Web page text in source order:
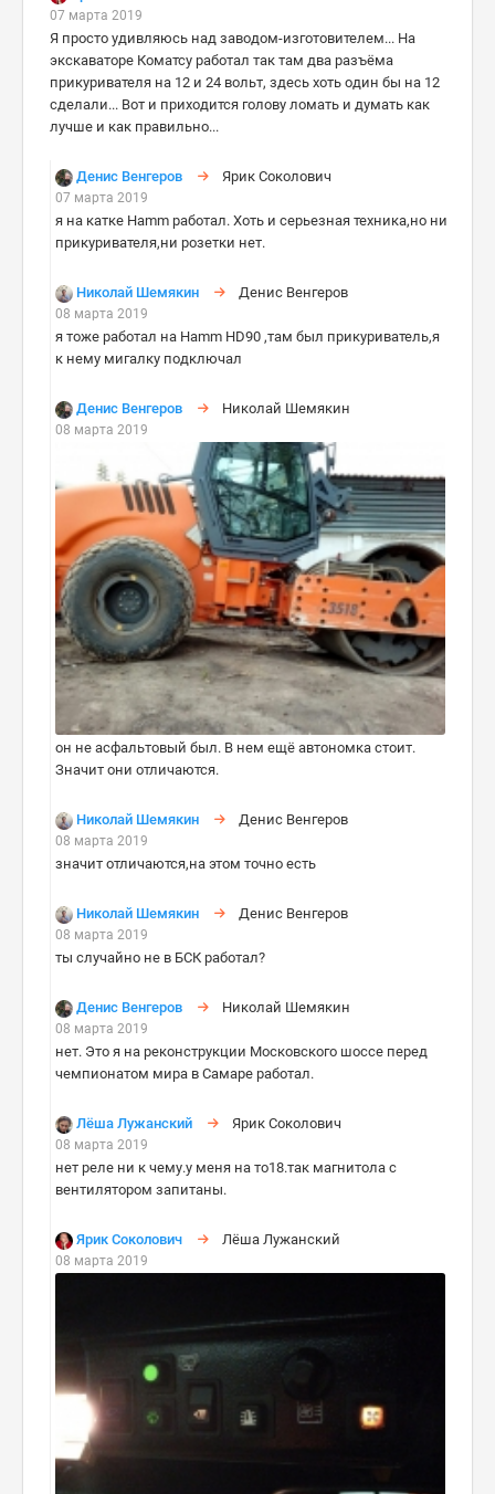
07 марта 2019
Я просто удивляюсь над заводом-изготовителем... На
экскаваторе Коматсу работал так там два разъёма
прикуривателя на 12 и 24 вольт, здесь хоть один бы на 12
сделали... Вот и приходится голову ломать и думать как
лучше и как правильно...
Денис Венгеров Ярик Соколович
07 марта 2019
я на катке Hamm работал. Хоть и серьезная техника,но ни
прикуривателя,ни розетки нет.
Николай Шемякин Денис Венгеров
08 марта 2019
я тоже работал на Hamm HD90 ,там был прикуриватель,я
к нему мигалку подключал
Денис Венгеров Николай Шемякин
08 марта 2019
он не асфальтовый был. В нем ещё автономка стоит.
Значит они отличаются.
Николай Шемякин Денис Венгеров
08 марта 2019
значит отличаются,на этом точно есть
Николай Шемякин Денис Венгеров
08 марта 2019
ты случайно не в БСК работал?
Денис Венгеров Николай Шемякин
08 марта 2019
нет. Это я на реконструкции Московского шоссе перед
чемпионатом мира в Самаре работал.
Лёша Лужанский Ярик Соколович
08 марта 2019
нет реле ни к чему.у меня на то18.так магнитола с
вентилятором запитаны.
Ярик Соколович Лёша Лужанский
08 марта 2019